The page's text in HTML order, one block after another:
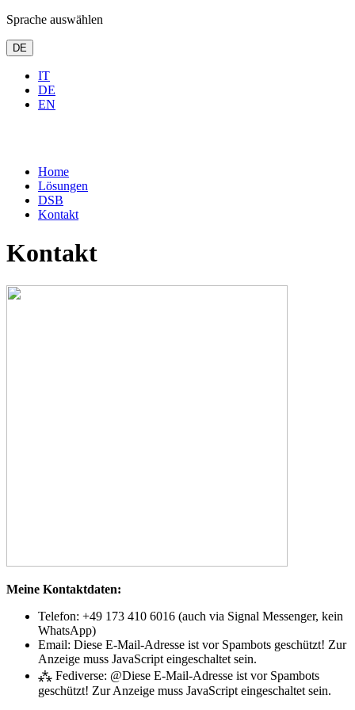
Sprache auswählen
DE
IT
DE
EN
Home
Lösungen
DSB
Kontakt
Kontakt
Meine Kontaktdaten:
Telefon: +49 173 410 6016 (auch via Signal Messenger, kein
WhatsApp)
Email: Diese E-Mail-Adresse ist vor Spambots geschützt! Zur
Anzeige muss JavaScript eingeschaltet sein.
⁂ Fediverse: @Diese E-Mail-Adresse ist vor Spambots
geschützt! Zur Anzeige muss JavaScript eingeschaltet sein.